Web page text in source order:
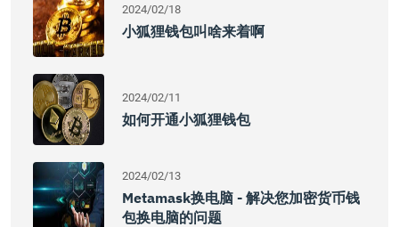
2024/02/18
小狐狸钱包叫啥来着啊
2024/02/11
如何开通小狐狸钱包
2024/02/13
Metamask换电脑 - 解决您加密货币钱
包换电脑的问题